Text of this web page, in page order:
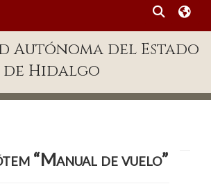
Autónoma del Estado
de Hidalgo
“Manual de vuelo”